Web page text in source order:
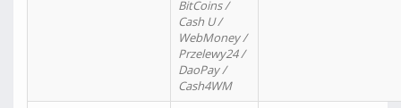
BitCoins /
Cash U /
WebMoney /
Przelewy24 /
DaoPay /
Cash4WM